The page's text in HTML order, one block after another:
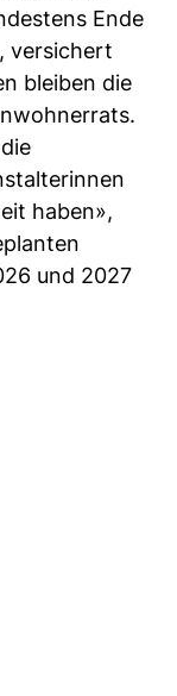
Ende
versichert
bleiben die
haben»,
und 2027